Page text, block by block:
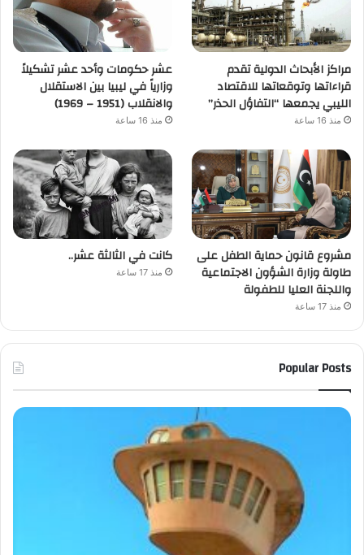
مراكز الأبحاث الدولية تقدم
قراءاتها وتوقعاتها للاقتصاد
الليبي يجمعها “التفاؤل الحذر”
منذ 16 ساعة
عشر حكومات وأحد عشر تشكيلاً
وزارياً في ليبيا بين الاستقلال
والانقلاب (1951 – 1969)
منذ 16 ساعة
مشروع قانون حماية الطفل على
طاولة وزارة الشؤون الاجتماعية
واللجنة العليا للطفولة
منذ 17 ساعة
كانت في الثالثة عشر..
منذ 17 ساعة
Popular Posts